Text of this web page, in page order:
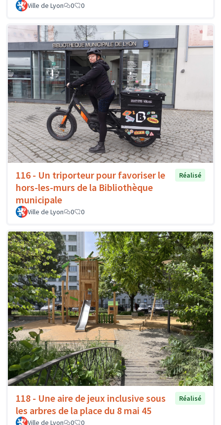
Ville de Lyon
0 0
116 - Un triporteur pour favoriser le
hors-les-murs de la Bibliothèque
municipale
Réalisé
Ville de Lyon 0 0
118 - Une aire de jeux inclusive sous
les arbres de la place du 8 mai 45
Réalisé
Ville de Lyon 0 0